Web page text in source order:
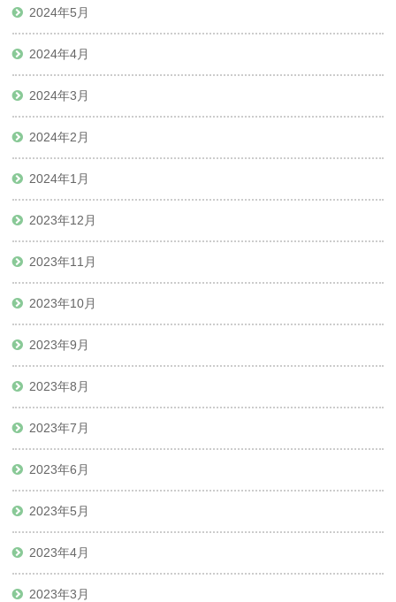
2024年5月
2024年4月
2024年3月
2024年2月
2024年1月
2023年12月
2023年11月
2023年10月
2023年9月
2023年8月
2023年7月
2023年6月
2023年5月
2023年4月
2023年3月